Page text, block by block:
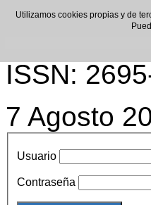
ISSN:
7 Agosto
Usuario
Contraseña
Utilizamos cookies propias y de